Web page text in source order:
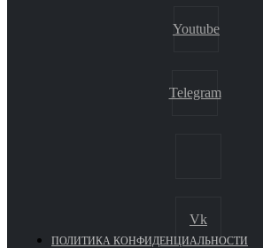
Youtube
Telegram
Vk
ПОЛИТИКА КОНФИДЕНЦИАЛЬНОСТИ